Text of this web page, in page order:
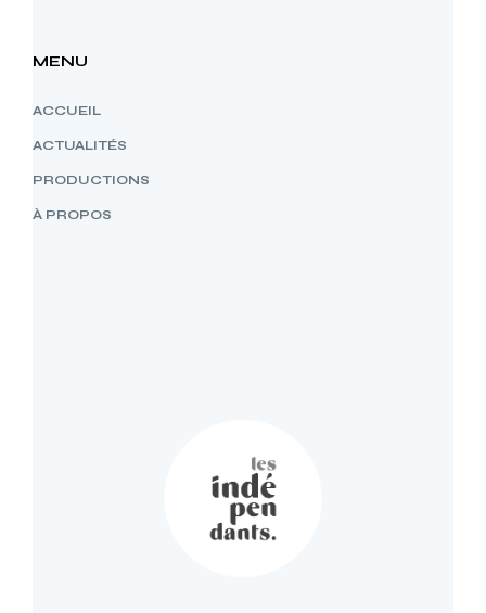
MENU
ACCUEIL
ACTUALITÉS
PRODUCTIONS
À PROPOS